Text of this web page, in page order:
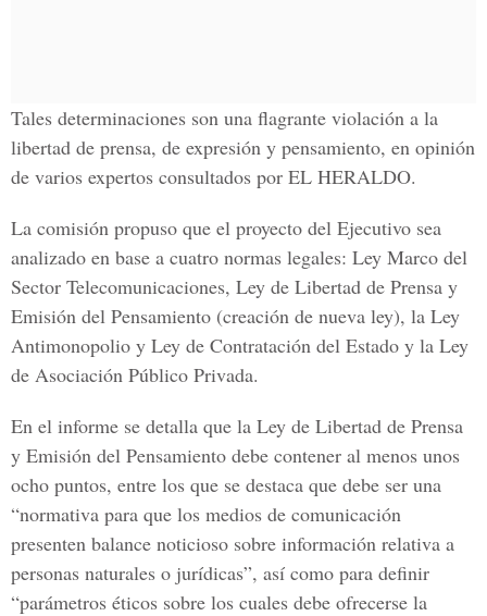
Tales determinaciones son una flagrante violación a la
libertad de prensa, de expresión y pensamiento, en opinión
de varios expertos consultados por EL HERALDO.
La comisión propuso que el proyecto del Ejecutivo sea
analizado en base a cuatro normas legales: Ley Marco del
Sector Telecomunicaciones, Ley de Libertad de Prensa y
Emisión del Pensamiento (creación de nueva ley), la Ley
Antimonopolio y Ley de Contratación del Estado y la Ley
de Asociación Público Privada.
En el informe se detalla que la Ley de Libertad de Prensa
y Emisión del Pensamiento debe contener al menos unos
ocho puntos, entre los que se destaca que debe ser una
“normativa para que los medios de comunicación
presenten balance noticioso sobre información relativa a
personas naturales o jurídicas”, así como para definir
“parámetros éticos sobre los cuales debe ofrecerse la